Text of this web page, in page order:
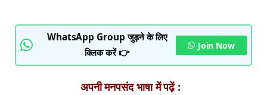
WhatsApp Group जुड़ने के लिए
क्लिक करें 👉
Join Now
अपनी मनपसंद भाषा में पढ़ें :